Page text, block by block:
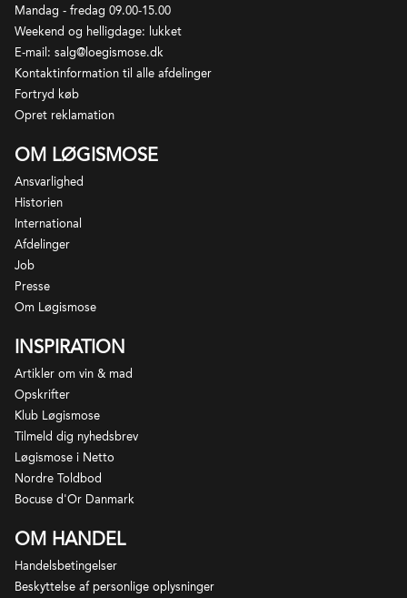
Mandag - fredag 09.00-15.00
Weekend og helligdage: lukket
E-mail: salg@loegismose.dk
Kontaktinformation til alle afdelinger
Fortryd køb
Opret reklamation
OM LØGISMOSE
Ansvarlighed
Historien
International
Afdelinger
Job
Presse
Om Løgismose
INSPIRATION
Artikler om vin & mad
Opskrifter
Klub Løgismose
Tilmeld dig nyhedsbrev
Løgismose i Netto
Nordre Toldbod
Bocuse d'Or Danmark
OM HANDEL
Handelsbetingelser
Beskyttelse af personlige oplysninger